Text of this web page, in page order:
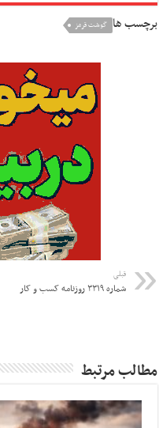
برچسب ها گوشت قرمز
قبلی
شماره ۳۳۱۹ روزنامه کسب و کار
مطالب مرتبط